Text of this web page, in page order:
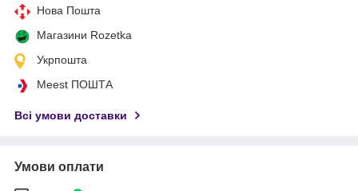
Нова Пошта
Магазини Rozetka
Укрпошта
Meest ПОШТА
Всі умови доставки
Умови оплати